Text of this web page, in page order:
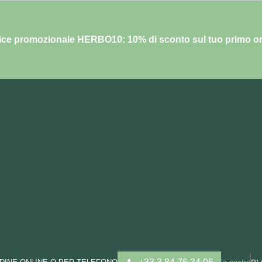
promozionale HERBO10: 10% di sconto sul tuo primo